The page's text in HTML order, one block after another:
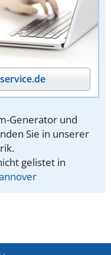
Generator und
Sie in unserer
gelistet in